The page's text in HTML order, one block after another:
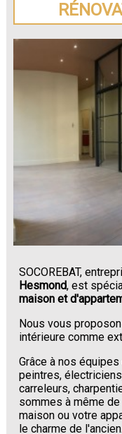
SOCOREBAT,
Hesmond, est
maison et
Nous vous
intérieure comme
Grâce à nos
peintres,
carreleurs,
sommes à même
maison ou votre
le charme de l'ancien.